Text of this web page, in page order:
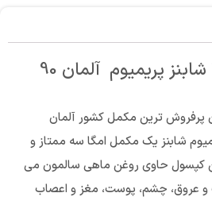
شابنز پریمیوم آلمان 90
المان پرفروش ترین مکمل کشور آلمان
امگا 3 پریمیوم شابنز یک مکمل امگا سه ممتاز و
کپسول حاوی روغن ماهی سالمون می
و عروق، چشم، پوست، مغز و اعصاب